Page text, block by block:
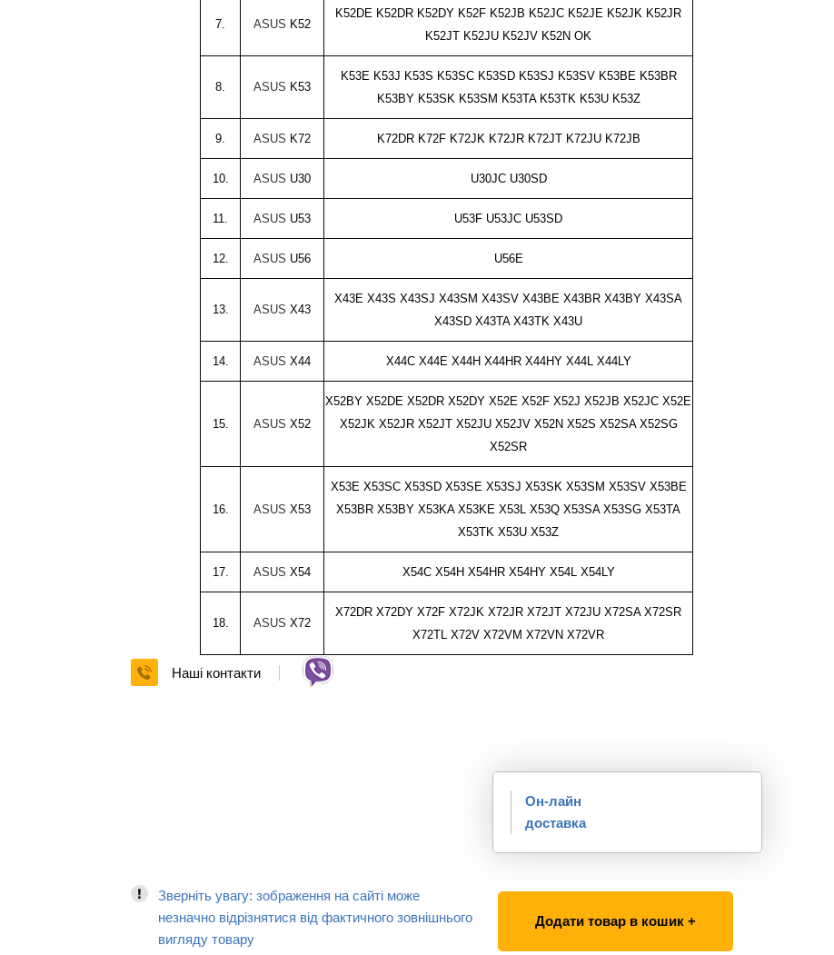
7. ASUS K52
K52DE K52DR K52DY K52F K52JB K52JC K52JE K52JK K52JR
K52JT K52JU K52JV K52N OK
8. ASUS K53
K53E K53J K53S K53SC K53SD K53SJ K53SV K53BE K53BR
K53BY K53SK K53SM K53TA K53TK K53U K53Z
9. ASUS K72 K72DR K72F K72JK K72JR K72JT K72JU K72JB
10. ASUS U30 U30JC U30SD
11. ASUS U53 U53F U53JC U53SD
12. ASUS U56 U56E
13. ASUS X43
X43E X43S X43SJ X43SM X43SV X43BE X43BR X43BY X43SA
X43SD X43TA X43TK X43U
14. ASUS X44 X44C X44E X44H X44HR X44HY X44L X44LY
15. ASUS X52
X52BY X52DE X52DR X52DY X52E X52F X52J X52JB X52JC X52E
X52JK X52JR X52JT X52JU X52JV X52N X52S X52SA X52SG
X52SR
16. ASUS X53
X53E X53SC X53SD X53SE X53SJ X53SK X53SM X53SV X53BE
X53BR X53BY X53KA X53KE X53L X53Q X53SA X53SG X53TA
X53TK X53U X53Z
17. ASUS X54 X54C X54H X54HR X54HY X54L X54LY
18. ASUS X72
X72DR X72DY X72F X72JK X72JR X72JT X72JU X72SA X72SR
X72TL X72V X72VM X72VN X72VR
Наші контакти
Он-лайн
доставка
Зверніть увагу: зображення на сайті може
незначно відрізнятися від фактичного зовнішнього
вигляду товару
Додати товар в кошик +